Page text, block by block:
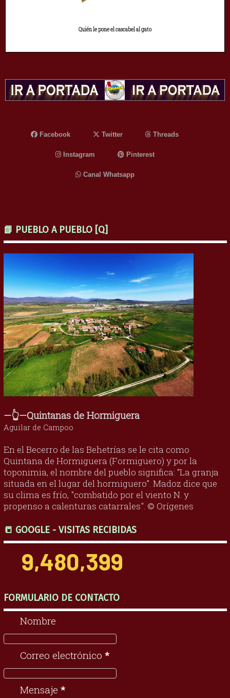
Quién le pone el cascabel al gato
Facebook Twitter Threads
Instagram Pinterest
Canal Whatsapp
📗 PUEBLO A PUEBLO [Q]
—👆—Quintanas de Hormiguera
Aguilar de Campoo
En el Becerro de las Behetrías se le cita como
Quintana de Hormiguera (Formiguero) y por la
toponimia, el nombre del pueblo significa: “La granja
situada en el lugar del hormiguero”. Madoz dice que
su clima es frío, "combatido por el viento N. y
propenso a calenturas catarrales". © Orígenes
📒 GOOGLE - VISITAS RECIBIDAS
9,480,399
FORMULARIO DE CONTACTO
Nombre
Correo electrónico *
Mensaje *